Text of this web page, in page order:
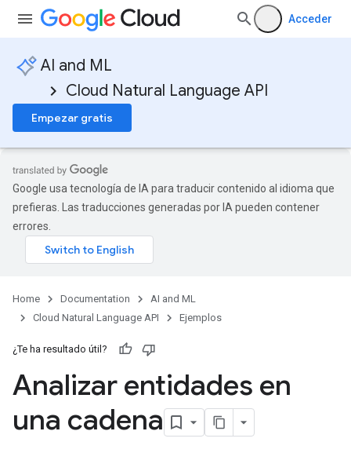
Acceder
AI and ML
Cloud Natural Language API
Empezar gratis
Google usa tecnología de IA para traducir contenido al idioma que
prefieras. Las traducciones generadas por IA pueden contener
errores.
Home Documentation
AI and ML
Cloud Natural Language API
Ejemplos
¿Te ha resultado útil?
Analizar entidades en
una cadena